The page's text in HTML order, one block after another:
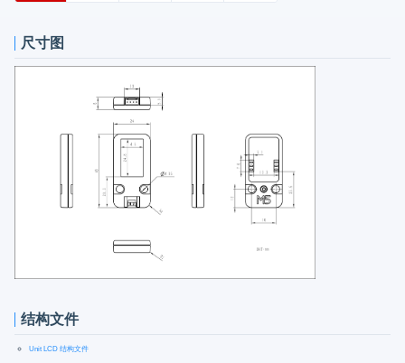
尺寸图
结构文件
Unit LCD 结构文件